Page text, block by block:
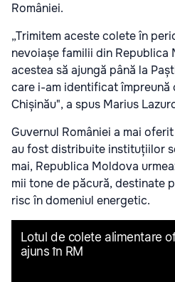
României.
„Trimitem aceste colete în
nevoiașe familii din Republica
acestea să ajungă până la
care i-am identificat împreună
Chișinău", a spus Marius
Guvernul României a mai
au fost distribuite instituțiilor
mai, Republica Moldova
mii tone de păcură, destinate
risc în domeniul energetic.